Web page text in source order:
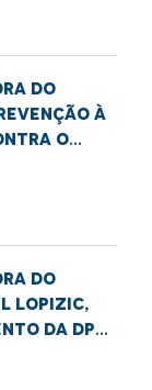
do
à
o
MA, Isabel
do
Lopizic,
da DPE
Dia da